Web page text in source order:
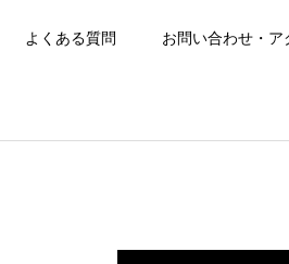
よくある質問 お問い合わせ・ア